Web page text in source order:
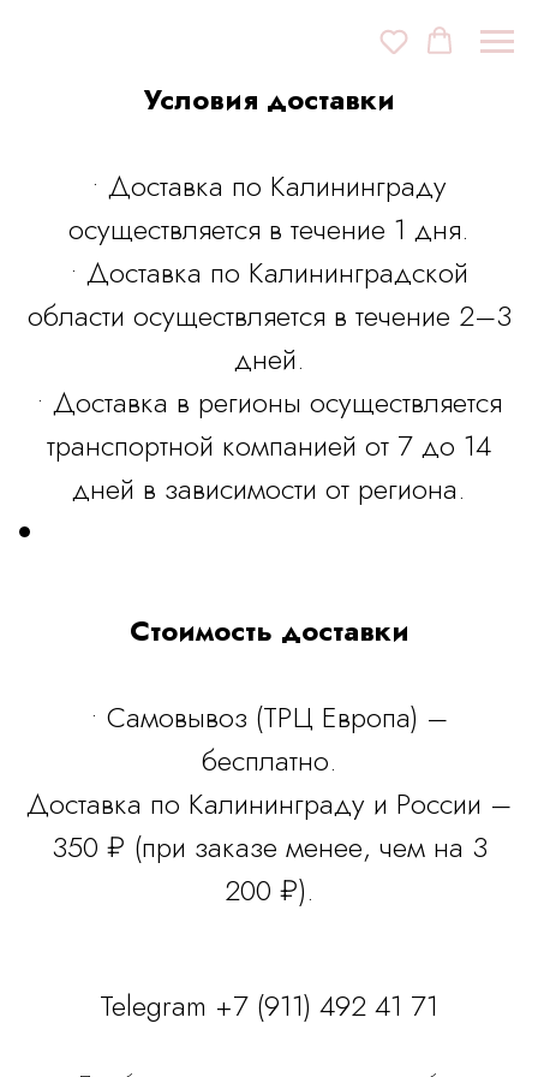
Условия доставки
• Доставка по Калининграду
осуществляется в течение 1 дня.
• Доставка по Калининградской
области осуществляется в течение 2–3
дней.
• Доставка в регионы осуществляется
транспортной компанией от 7 до 14
дней в зависимости от региона.
Стоимость доставки
• Самовывоз (ТРЦ Европа) –
бесплатно.
Доставка по Калининграду и России –
350 ₽ (при заказе менее, чем на 3
200 ₽).
Telegram +7 (911) 492 41 71